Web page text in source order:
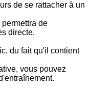
de se rattacher à un
de
directe.
du fait qu'il contient
vous pouvez